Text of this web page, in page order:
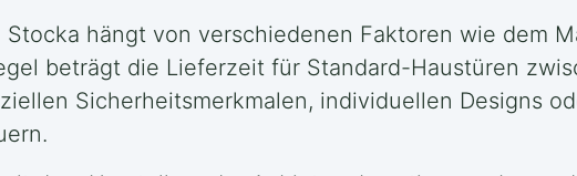
hängt von verschiedenen Faktoren wie dem
beträgt die Lieferzeit für Standard-Haustüren
Sicherheitsmerkmalen, individuellen Designs